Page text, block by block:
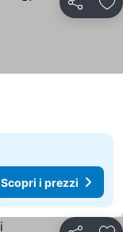
Condividi
Scopri i prezzi